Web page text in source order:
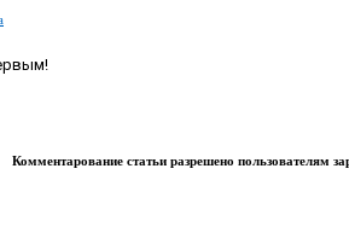
Комментарование статьи разрешено пользователям